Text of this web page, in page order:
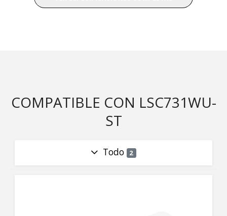
COMPATIBLE CON LSC731WU-
ST
Todo 2